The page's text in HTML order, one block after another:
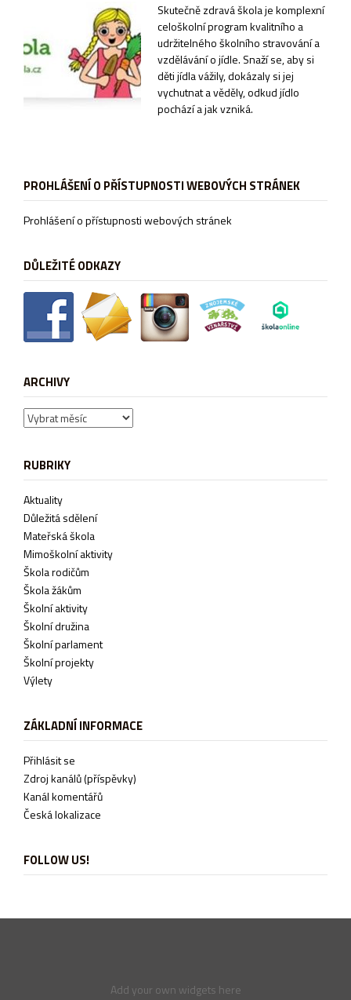
Skutečně zdravá škola je komplexní
celoškolní program kvalitního a
udržitelného školního stravování a
vzdělávání o jídle. Snaží se, aby si
děti jídla vážily, dokázaly si jej
vychutnat a věděly, odkud jídlo
pochází a jak vzniká.
PROHLÁŠENÍ O PŘÍSTUPNOSTI WEBOVÝCH STRÁNEK
Prohlášení o přístupnosti webových stránek
DŮLEŽITÉ ODKAZY
ARCHIVY
Archivy
RUBRIKY
Aktuality
Důležitá sdělení
Mateřská škola
Mimoškolní aktivity
Škola rodičům
Škola žákům
Školní aktivity
Školní družina
Školní parlament
Školní projekty
Výlety
ZÁKLADNÍ INFORMACE
Přihlásit se
Zdroj kanálů (příspěvky)
Kanál komentářů
Česká lokalizace
FOLLOW US!
Add your own widgets here